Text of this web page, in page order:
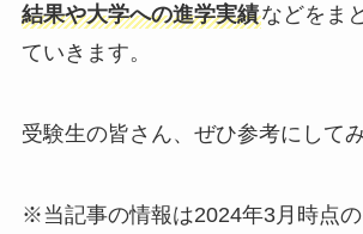
結果や大学への進学実績などをま
ていきます。
受験生の皆さん、ぜひ参考にして
※当記事の情報は2024年3月時点